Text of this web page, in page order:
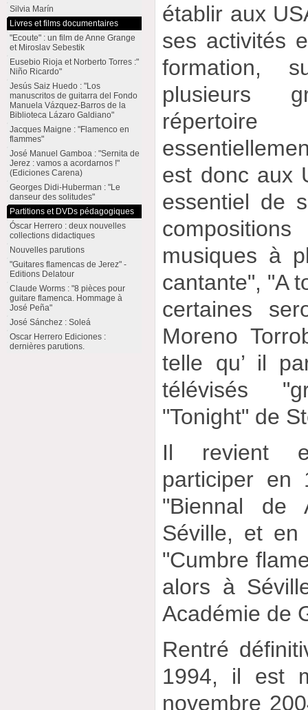
établir aux
ses activités
formation,
plusieurs
est donc aux
essentiel de
musiques à
cantante", "A
certaines
Moreno
telle qu’ il
télévisés
"Tonight" de
Il revient
participer en
"Biennal de
Séville, et
"Cumbre
alors à
Académie de
Rentré
1994, il est
novembre
Silvia Marín
Livres et films documentaires
"Ecoute" : un film de Anne Grange
et Miroslav Sebestik
Eusebio Rioja et Norberto Torres :"
Niño Ricardo"
Jesús Saiz Huedo : "Los
manuscritos de guitarra del Fondo
Manuela Vázquez-Barros de la
Biblioteca Lázaro Galdiano"
Jacques Maigne : "Flamenco en
flammes"
José Manuel Gamboa : "Sernita de
Jerez : vamos a acordarnos !"
(Ediciones Carena)
Georges Didi-Huberman : "Le
danseur des solitudes"
Partitions et DVDs pédagogiques
Óscar Herrero : deux nouvelles
collections didactiques
Nouvelles parutions
"Guitares flamencas de Jerez" -
Editions Delatour
Claude Worms : "8 pièces pour
guitare flamenca. Hommage à
José Peña"
José Sánchez : Soleá
Oscar Herrero Ediciones :
dernières parutions.